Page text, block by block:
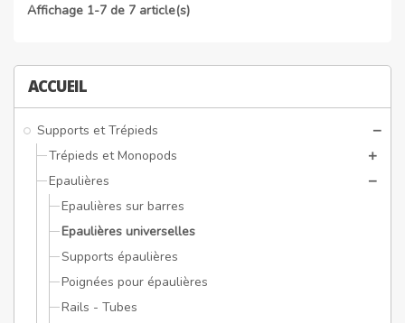
ACCUEIL
Supports et Trépieds
Trépieds et Monopods
Epaulières
Epaulières sur barres
Epaulières universelles
Supports épaulières
Poignées pour épaulières
Rails - Tubes
Affichage 1-7 de 7 article(s)